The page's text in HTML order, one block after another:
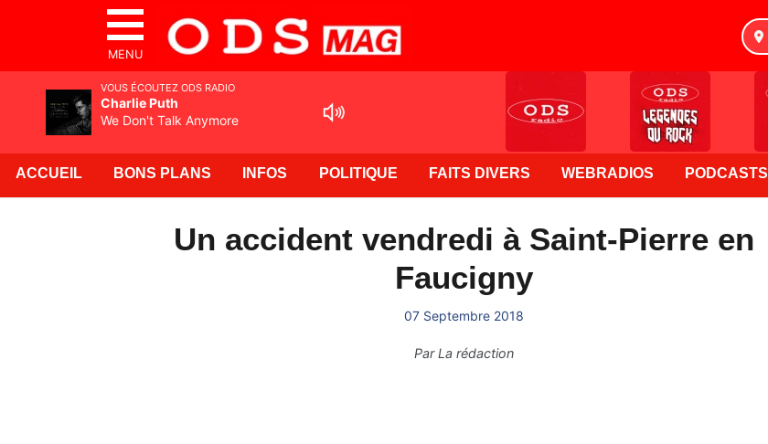
MENU
ACCUEIL BONS PLANS INFOS POLITIQUE FAITS DIVERS WEBRADIOS PODCASTS
Un accident vendredi à Saint-Pierre en
Faucigny
07 Septembre 2018
ParLa rédaction
VOUS ÉCOUTEZ ODS RADIO
Charlie Puth
We Don't Talk Anymore